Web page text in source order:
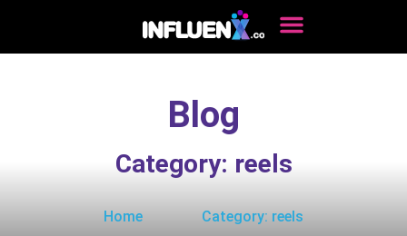
Blog
Category: reels
Home Category: reels